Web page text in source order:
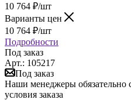
10 764 ₽/шт
Варианты цен
10 764 ₽/шт
Подробности
Под заказ
Арт.: 105217
Под заказ
Наши менеджеры обязательно
условия заказа